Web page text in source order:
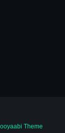
Theme